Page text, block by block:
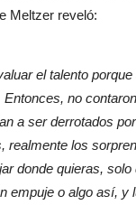
Meltzer reveló:
el talento
no
a ser derrotados
los
donde quieras,
empuje o algo así, y